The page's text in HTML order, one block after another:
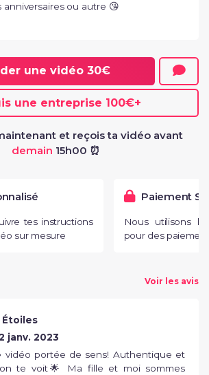
anniversaires ou autre 😘
une vidéo 30€
une entreprise 100€+
et reçois ta vidéo avant
demain 15h00 ⏰
tes instructions
sur mesure
Paiement
Nous utilisons le
pour des
Voir les avis
Étoiles
janv. 2023
vidéo portée de sens! Authentique et
te voit🌟 Ma fille et moi sommes